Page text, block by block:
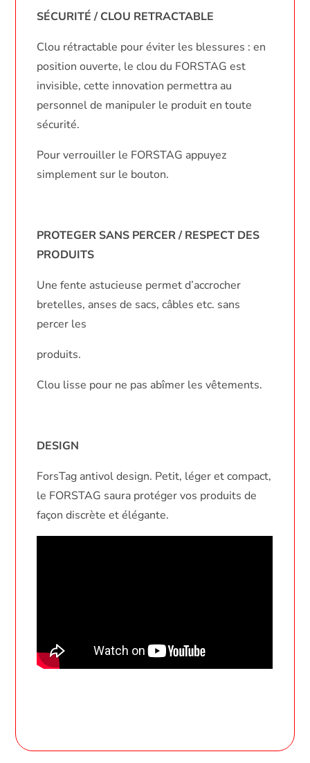
SÉCURITÉ / CLOU RETRACTABLE
Clou rétractable pour éviter les blessures : en
position ouverte, le clou du FORSTAG est
invisible, cette innovation permettra au
personnel de manipuler le produit en toute
sécurité.
Pour verrouiller le FORSTAG appuyez
simplement sur le bouton.
PROTEGER SANS PERCER / RESPECT DES
PRODUITS
Une fente astucieuse permet d’accrocher
bretelles, anses de sacs, câbles etc. sans
percer les
produits.
Clou lisse pour ne pas abîmer les vêtements.
DESIGN
ForsTag antivol design. Petit, léger et compact,
le FORSTAG saura protéger vos produits de
façon discrète et élégante.